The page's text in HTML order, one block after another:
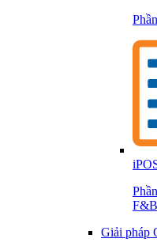
F&B
Giải pháp